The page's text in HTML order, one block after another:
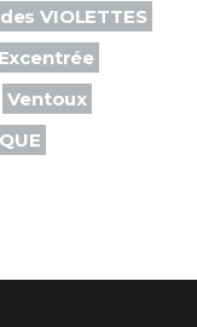
VIOLETTES
Ventoux